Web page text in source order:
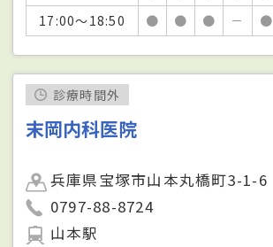
17:00～18:50
● ● ● － ●
診療時間外
末岡内科医院
兵庫県宝塚市山本丸橋町3-1-6
0797-88-8724
山本駅